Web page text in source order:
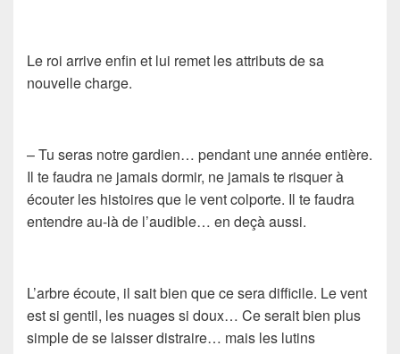
Le roi arrive enfin et lui remet les attributs de sa
nouvelle charge.
– Tu seras notre gardien… pendant une année entière.
Il te faudra ne jamais dormir, ne jamais te risquer à
écouter les histoires que le vent colporte. Il te faudra
entendre au-là de l’audible… en deçà aussi.
L’arbre écoute, il sait bien que ce sera difficile. Le vent
est si gentil, les nuages si doux… Ce serait bien plus
simple de se laisser distraire… mais les lutins